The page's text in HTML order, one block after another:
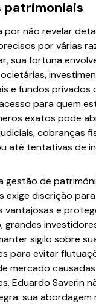
patrimoniais
por não revelar
por várias
sua fortuna
e fundos privados
para quem
exatos pode
cobranças
até tentativas de
gestão de
exige discrição
vantajosas e
grandes
sigilo sobre
para evitar
mercado
Eduardo Saverin
sua abordagem